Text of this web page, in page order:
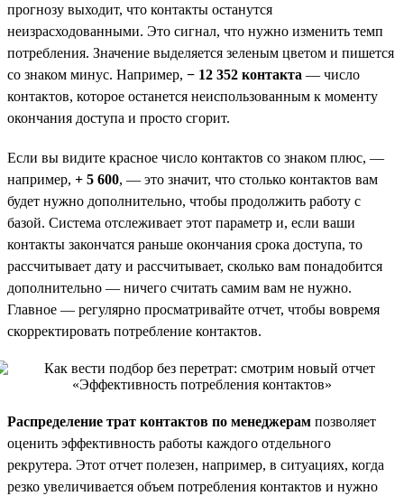
прогнозу выходит, что контакты останутся
неизрасходованными. Это сигнал, что нужно изменить темп
потребления. Значение выделяется зеленым цветом и пишется
со знаком минус. Например, − 12 352 контакта — число
контактов, которое останется неиспользованным к моменту
окончания доступа и просто сгорит.
Если вы видите красное число контактов со знаком плюс, —
например, + 5 600, — это значит, что столько контактов вам
будет нужно дополнительно, чтобы продолжить работу с
базой. Система отслеживает этот параметр и, если ваши
контакты закончатся раньше окончания срока доступа, то
рассчитывает дату и рассчитывает, сколько вам понадобится
дополнительно — ничего считать самим вам не нужно.
Главное — регулярно просматривайте отчет, чтобы вовремя
скорректировать потребление контактов.
Распределение трат контактов по менеджерам позволяет
оценить эффективность работы каждого отдельного
рекрутера. Этот отчет полезен, например, в ситуациях, когда
резко увеличивается объем потребления контактов и нужно